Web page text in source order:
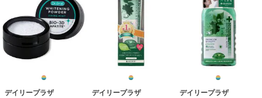
デイリープラザ デイリープラザ デイリープラザ